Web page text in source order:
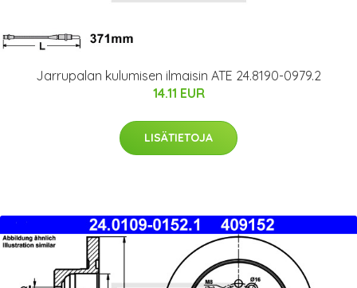
Jarrupalan kulumisen ilmaisin ATE 24.8190-0979.2
14.11 EUR
LISÄTIETOJA